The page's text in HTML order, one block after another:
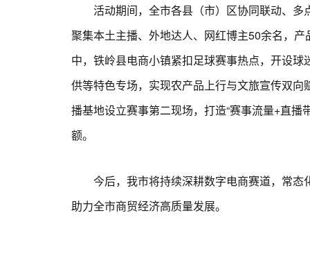
活动期间，全市各县（市）区协同联动、多
聚集本土主播、外地达人、网红博主50余名，
中，铁岭县电商小镇紧扣足球赛事热点，开设
供等特色专场，实现农产品上行与文旅宣传双
播基地设立赛事第二现场，打造“赛事流量+直
额。
今后，我市将持续深耕数字电商赛道，常态
助力全市商贸经济高质量发展。